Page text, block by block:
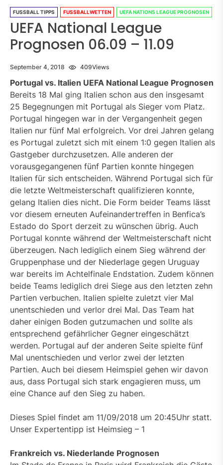
FUSSBALL TIPPS FUSSBALLWETTEN UEFA NATIONS LEAGUE PROGNOSEN
UEFA National League
Prognosen 06.09 – 11.09
September 4, 2018 409Views
Portugal vs. Italien UEFA National League Prognosen
Bereits 18 Mal ging Italien schon aus den insgesamt
25 Begegnungen mit Portugal als Sieger vom Platz.
Portugal hingegen war in der Vergangenheit gegen
Italien nur fünf Mal erfolgreich. Vor drei Jahren gelang
es Portugal zuletzt sich mit einem 1:0 gegen Italien als
Gastgeber durchzusetzen. Alle anderen der
vorausgegangenen fünf Partien konnte hingegen
Italien für sich entscheiden. Während Portugal sich für
die letzte Weltmeisterschaft qualifizieren konnte,
gelang Italien dies nicht. Die Form beider Teams lässt
vor diesem erneuten Aufeinandertreffen in Benfica’s
Estado do Sport derzeit zu wünschen übrig. Auch
Portugal konnte während der Weltmeisterschaft nicht
überzeugen. Nach lediglich einem Sieg während der
Gruppenphase und der Niederlage gegen Uruguay
war bereits im Achtelfinale Endstation. Zudem können
beide Teams lediglich drei Siege aus den letzten zehn
Partien verbuchen. Italien spielte zuletzt vier Mal
unentschieden und verlor drei Mal. Das Team hat
daher einigen Boden gutzumachen und sollte als
entsprechend gefährlicher Gegner eingeschätzt
werden. Portugal auf der anderen Seite spielte fünf
Mal unentschieden und verlor zwei der letzten
Partien. Auch bei diesem Heimspiel gehen wir davon
aus, dass Portugal sich stark engagieren muss, um
eine Chance auf den Sieg zu haben.
Dieses Spiel findet am 11/09/2018 um 20:45Uhr statt.
Unser Expertentipp ist Heimsieg – 1
Frankreich vs. Niederlande Prognosen